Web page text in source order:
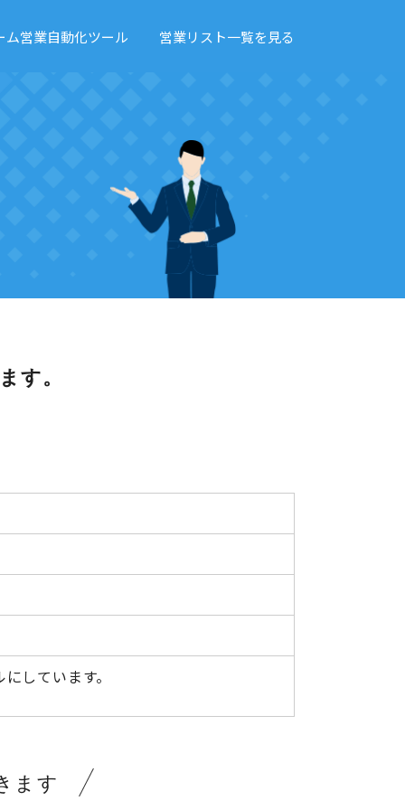
ム営業自動化ツール 営業リスト一覧を見る
す。
しています。
ます